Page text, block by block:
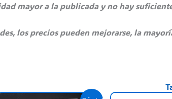
mayor a la publicada y no hay
los precios pueden mejorarse, la
El
El